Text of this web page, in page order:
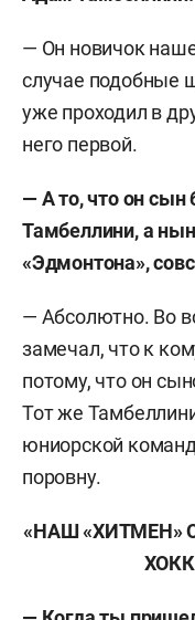
— Он новичок
случае подобные
уже проходил в
него первой.
— А то, что он
Тамбеллини, а
«Эдмонтона»,
— Абсолютно. Во
замечал, что к
потому, что он
Тот же
юниорской
поровну.
«НАШ «ХИТМЕН»